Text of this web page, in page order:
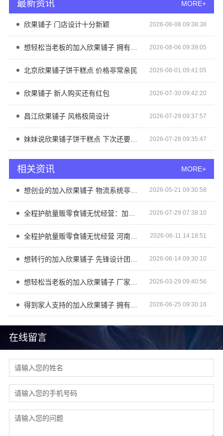
在线留言
最新资讯 MORE+
欣果铺子 门店设计十分新颖 2026-08-08 09:38:38
想轻松当老板的加入欣果铺子 拥有新潮流新模式 2026-08-06 09:39:05
北京欣果铺子饼干糕点 价格非常亲民 2026-08-01 09:41:05
欣果铺子 新人购买还有红包 2026-07-30 09:42:20
昌江欣果铺子 风格极简设计 2026-07-29 09:37:57
妹妹说欣果铺子饼干糕点 下次还要买它 2026-07-28 09:35:47
相关资讯 MORE+
想创业的加入欣果铺子 物流系统非常庞大 2026-05-21 09:30:58
2026-07-29 07:38:10
全程护航量贩零食铺无忧经营 河南零百味供应链有限公司 2026-06-11 14:18:51
2026-06-14 09:30:10
2026-03-29 09:40:56
得到家人支持的加入欣果铺子 拥有新产品新概念 2026-06-25 09:30:16